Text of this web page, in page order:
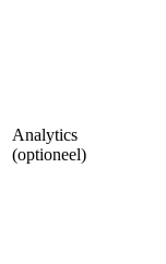
Analytics
(optioneel)